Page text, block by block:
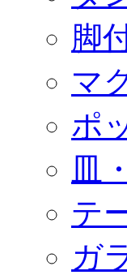
脚
マ
ポ
皿
テ
ガ